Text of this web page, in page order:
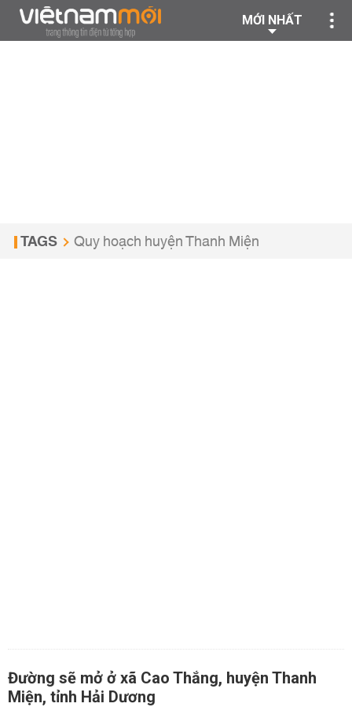
MỚI NHẤT
TAGS Quy hoạch huyện Thanh Miện
Đường sẽ mở ở xã Cao Thắng, huyện Thanh
Miện, tỉnh Hải Dương